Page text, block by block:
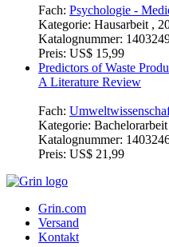
Fach: Psychologie -
Kategorie: Hausarbeit ,
Katalognummer:
Preis: US$ 15,99
Predictors of Waste
A Literature Review
Fach:
Kategorie:
Katalognummer:
Preis: US$ 21,99
Grin.com
Versand
Kontakt